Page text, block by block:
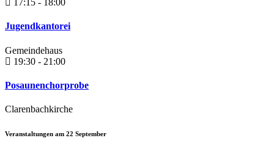
17:15 - 18:00
Jugendkantorei
Gemeindehaus
19:30 - 21:00
Posaunenchorprobe
Clarenbachkirche
Veranstaltungen am 22 September